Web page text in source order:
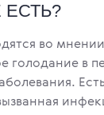
ЕСТЬ?
во
голодание в